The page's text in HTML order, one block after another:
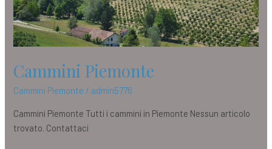
Cammini Piemonte
Cammini Piemonte / admin5776
Cammini Piemonte Tutti i cammini in Piemonte Nessun articolo
trovato. Contattaci